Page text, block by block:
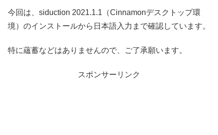
今回は、siduction 2021.1.1（Cinnamonデスクトップ環
境）のインストールから日本語入力まで確認しています。
特に蘊蓄などはありませんので、ご了承願います。
スポンサーリンク